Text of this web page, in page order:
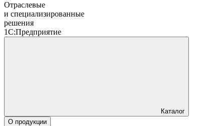
Отраслевые
и специализированные
решения
1С:Предприятие
Каталог
О продукции